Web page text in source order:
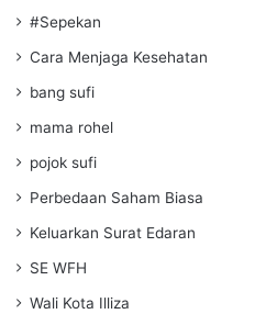
#Sepekan
Cara Menjaga Kesehatan
bang sufi
mama rohel
pojok sufi
Perbedaan Saham Biasa
Keluarkan Surat Edaran
SE WFH
Wali Kota Illiza